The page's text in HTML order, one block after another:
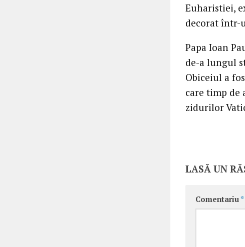
Euharistiei,
decorat într-
Papa Ioan
de-a lungul
Obiceiul a
care timp de
zidurilor
LASĂ UN
Comentariu *